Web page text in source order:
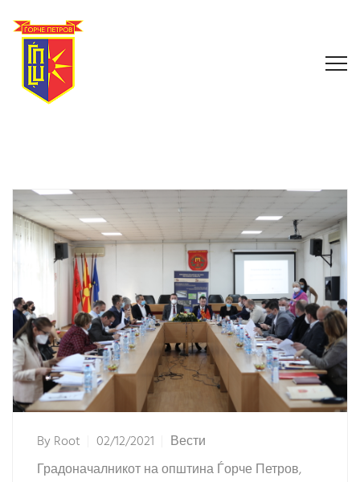
ByRoot 02/12/2021
Вести
Градоначалникот на општина Ѓорче Петров,